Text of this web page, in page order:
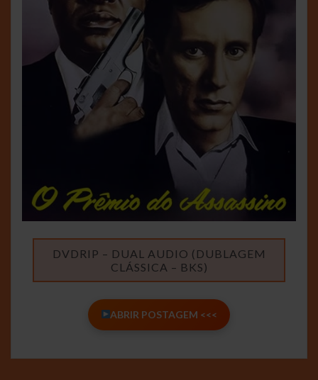
DVDRIP – DUAL AUDIO (DUBLAGEM
CLÁSSICA – BKS)
ABRIR POSTAGEM <<<